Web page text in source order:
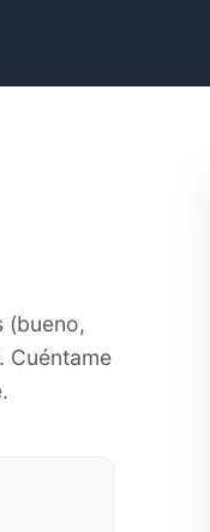
(bueno,
Cuéntame